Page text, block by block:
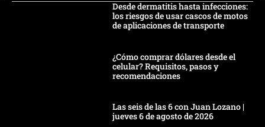
Desde dermatitis hasta infecciones:
los riesgos de usar cascos de motos
de aplicaciones de transporte
¿Cómo comprar dólares desde el
celular? Requisitos, pasos y
recomendaciones
Las seis de las 6 con Juan Lozano |
jueves 6 de agosto de 2026